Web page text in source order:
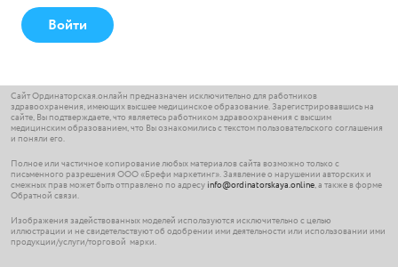
Войти
ПАРТНЁРЫ И СОТРУДНИЧЕСТВО
Сайт Ординаторская.онлайн предназначен исключительно для работников
здравоохранения, имеющих высшее медицинское образование. Зарегистрировавшись на
сайте, Вы подтверждаете, что являетесь работником здравоохранения с высшим
медицинским образованием, что Вы ознакомились с текстом пользовательского соглашения
и поняли его.
Полное или частичное копирование любых материалов сайта возможно только с
письменного разрешения ООО «Брефи маркетинг». Заявление о нарушении авторских и
смежных прав может быть отправлено по адресу info@ordinatorskaya.online, а также в форме
Обратной связи.
Изображения задействованных моделей используются исключительно с целью
иллюстрации и не свидетельствуют об одобрении ими деятельности или использовании ими
продукции/услуги/торговой марки.